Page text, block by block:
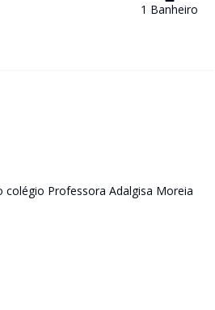
1 Banheiro
Professora Adalgisa Moreia